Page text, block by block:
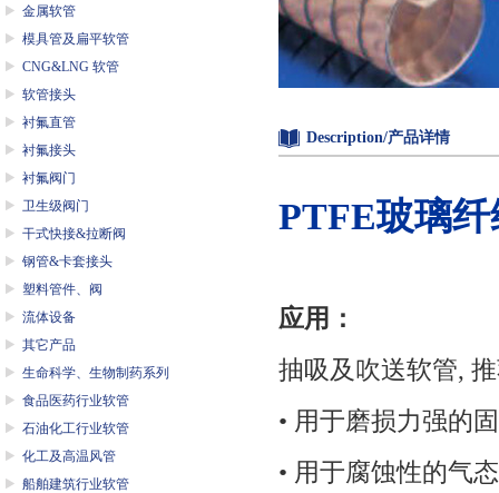
金属软管
模具管及扁平软管
CNG&LNG 软管
软管接头
衬氟直管
衬氟接头
衬氟阀门
卫生级阀门
干式快接&拉断阀
钢管&卡套接头
塑料管件、阀
流体设备
其它产品
生命科学、生物制药系列
食品医药行业软管
石油化工行业软管
化工及高温风管
船舶建筑行业软管
Description/产品详情
PTFE玻璃
应用 ：
抽吸及吹送软管,
• 用于磨损力强的
• 用于腐蚀性的气